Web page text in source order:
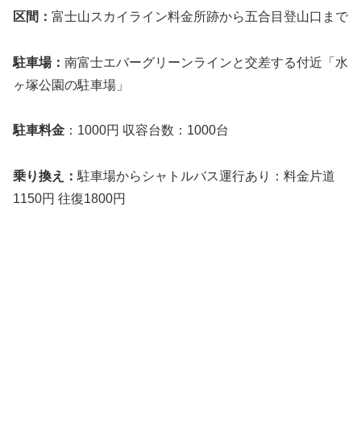
区間： 富士山スカイライン料金所跡から五合目登山口まで
駐車場： 南富士エバーグリーンラインと交差する付近「水
ヶ塚公園の駐車場」
駐車料金 ：1000円 収容台数：1000台
乗り換え： 駐車場からシャトルバス運行あり：料金片道
1150円 往復1800円